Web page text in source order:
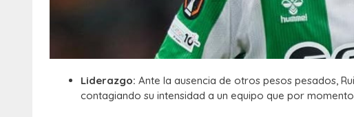
Liderazgo: Ante la ausencia de otros pesos pesados,
contagiando su intensidad a un equipo que por